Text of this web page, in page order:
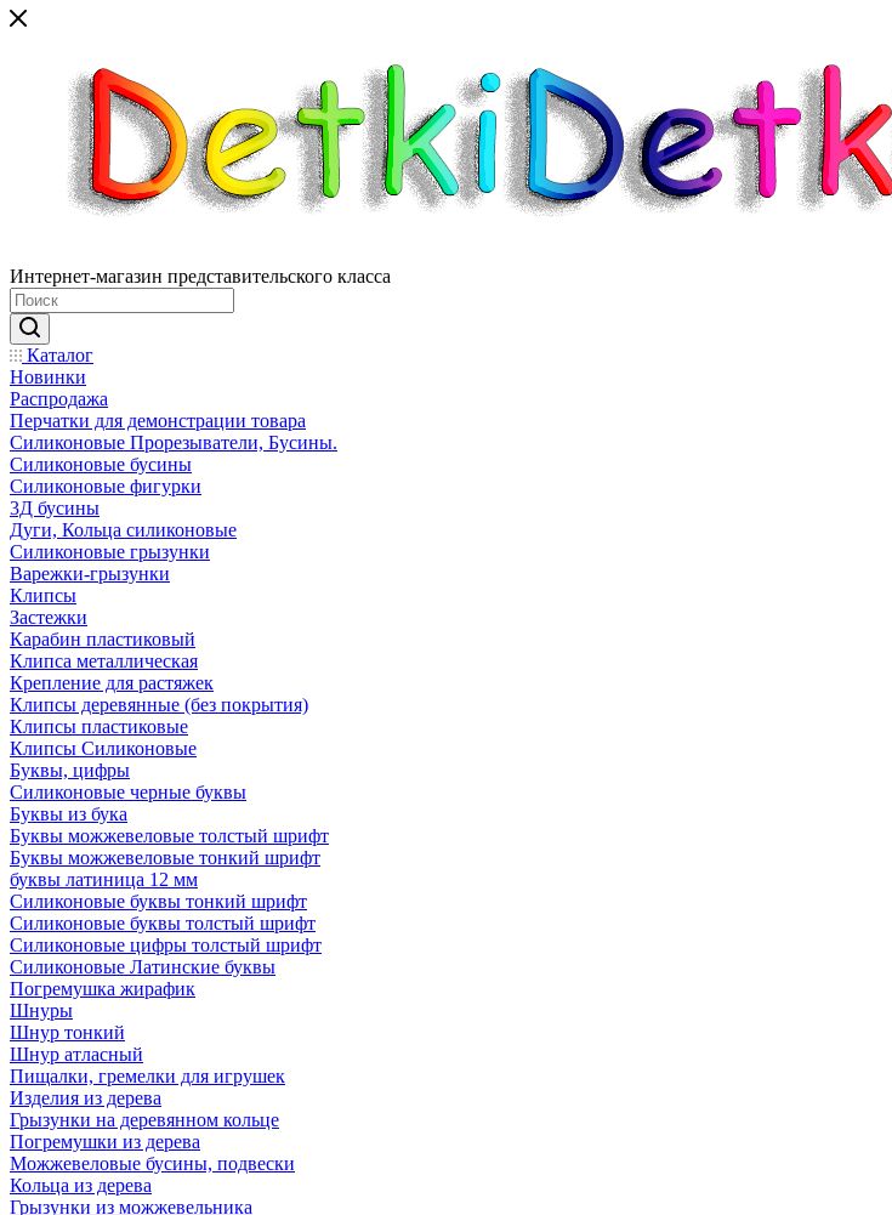
Интернет-магазин представительского класса
Каталог
Новинки
Распродажа
Перчатки для демонстрации товара
Силиконовые Прорезыватели, Бусины.
Силиконовые бусины
Силиконовые фигурки
3Д бусины
Дуги, Кольца силиконовые
Силиконовые грызунки
Варежки-грызунки
Клипсы
Застежки
Карабин пластиковый
Клипса металлическая
Крепление для растяжек
Клипсы деревянные (без покрытия)
Клипсы пластиковые
Клипсы Силиконовые
Буквы, цифры
Силиконовые черные буквы
Буквы из бука
Буквы можжевеловые толстый шрифт
Буквы можжевеловые тонкий шрифт
буквы латиница 12 мм
Силиконовые буквы тонкий шрифт
Силиконовые буквы толстый шрифт
Силиконовые цифры толстый шрифт
Силиконовые Латинские буквы
Погремушка жирафик
Шнуры
Шнур тонкий
Шнур атласный
Пищалки, гремелки для игрушек
Изделия из дерева
Грызунки на деревянном кольце
Погремушки из дерева
Можжевеловые бусины, подвески
Кольца из дерева
Грызунки из можжевельника